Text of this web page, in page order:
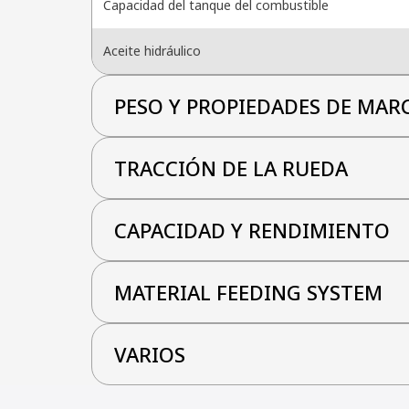
Capacidad del tanque del combustible
Aceite hidráulico
PESO Y PROPIEDADES DE
TRACCIÓN DE LA RUEDA
CAPACIDAD Y RENDIMIENTO
MATERIAL FEEDING SYSTEM
VARIOS